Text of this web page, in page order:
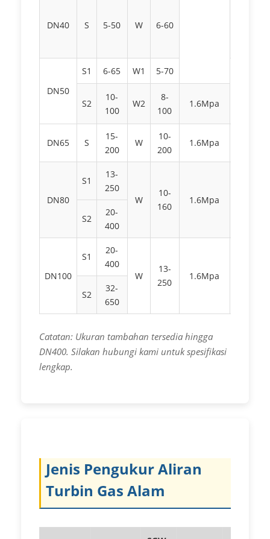
DN40 S 5-50 W 6-60
DN50
S1 6-65 W1 5-70
S2
10-
100
W2
8-
100
1.6Mpa
DN65 S
15-
200
W
10-
200
1.6Mpa
DN80
S1
13-
250
W
10-
160
1.6Mpa
S2
20-
400
DN100
S1
20-
400
W
13-
250
1.6Mpa
S2
32-
650
Catatan: Ukuran tambahan tersedia hingga
DN400. Silakan hubungi kami untuk spesifikasi
lengkap.
Jenis Pengukur Aliran
Turbin Gas Alam